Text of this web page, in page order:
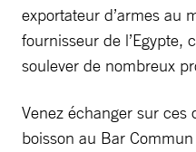
exportateur d’armes au
fournisseur de l’Egypte,
soulever de nombreux
Venez échanger sur ces
boisson au Bar